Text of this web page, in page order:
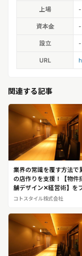
上場 -
資本金 -
設立 -
URL
関連する記事
業界の常識を覆す方法
の店作りを支援！【物件
舗デザイン✕経営術】を
ートし、人気店を生む！
タイル株式会社
コトスタイル株式会社